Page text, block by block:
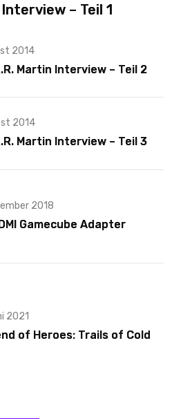
– Teil 1
2014
Martin Interview – Teil 2
2014
Martin Interview – Teil 3
2018
Gamecube Adapter
2021
of Heroes: Trails of Cold